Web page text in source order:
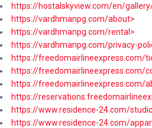
https://hostalskyview.com/en/
https://vardhmanpg.com/about>
https://vardhmanpg.com/rental>
https://vardhmanpg.com/privacy-
https://freedomairlineexpress.com/
https://freedomairlineexpress.com/
https://freedomairlineexpress.com/
https://
https://www.residence-24.com/
https://www.residence-24.com/